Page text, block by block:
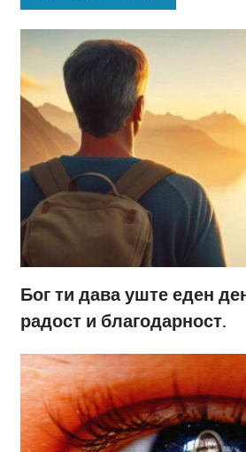
Бог ти дава уште еден
радост и благодарност.